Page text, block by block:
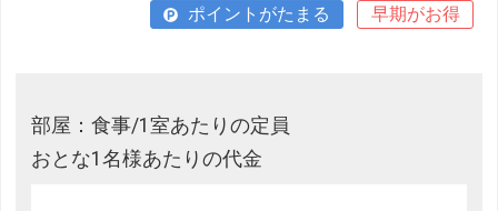
ポイントがたまる
早期がお得
部屋：食事/1室あたりの定員
おとな1名様あたりの代金